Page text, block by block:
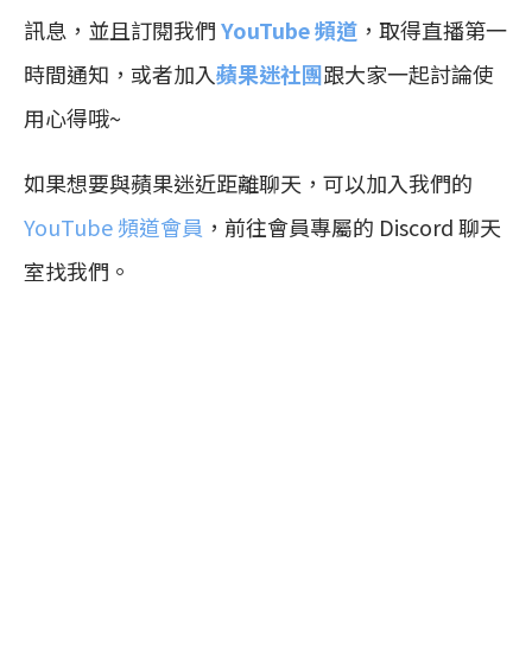
訊息，並且訂閱我們YouTube 頻道 ，取得直播第一
時間通知，或者加入蘋果迷社團跟大家一起討論使
用心得哦~
如果想要與蘋果迷近距離聊天，可以加入我們的
YouTube 頻道會員 ，前往會員專屬的 Discord 聊天
室找我們。